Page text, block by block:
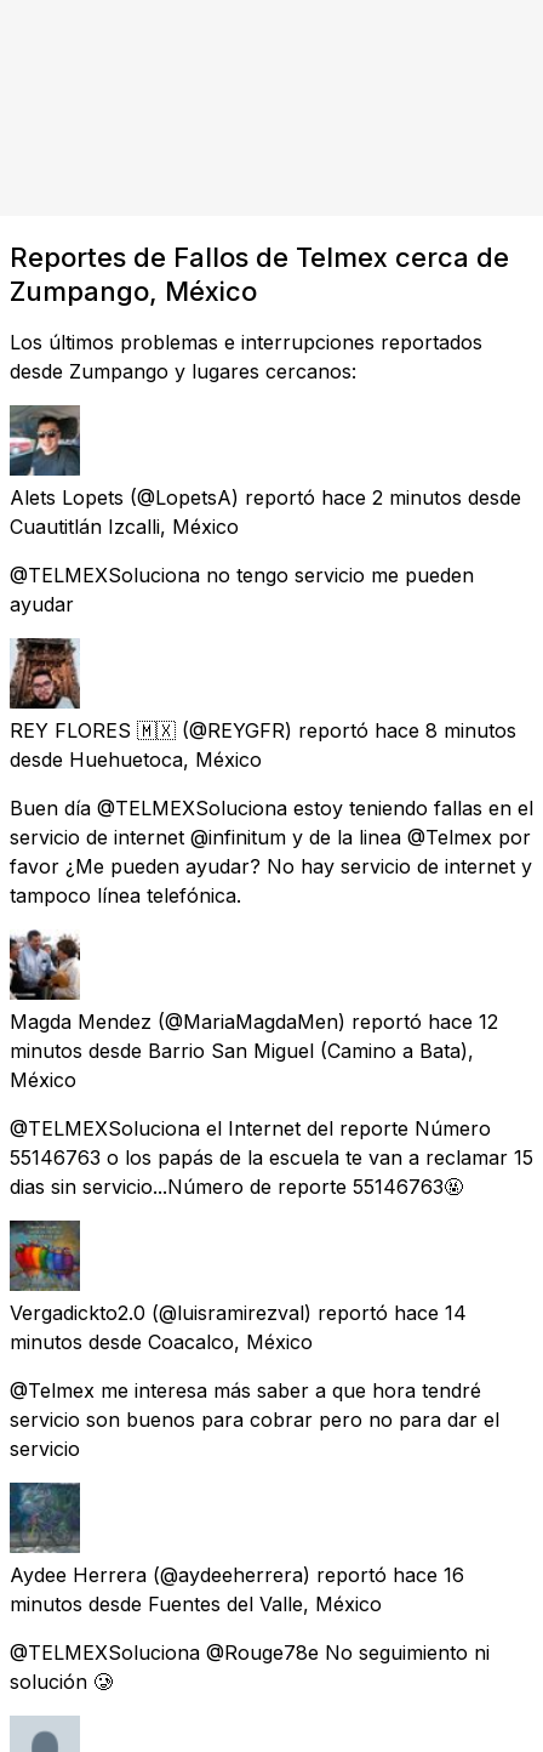
Reportes de Fallos de Telmex cerca de
Zumpango, México
Los últimos problemas e interrupciones reportados
desde Zumpango y lugares cercanos:
Alets Lopets (@LopetsA) reportó hace 2 minutos desde
Cuautitlán Izcalli, México
@TELMEXSoluciona no tengo servicio me pueden
ayudar
REY FLORES 🇲🇽 (@REYGFR) reportó hace 8 minutos
desde Huehuetoca, México
Buen día @TELMEXSoluciona estoy teniendo fallas en el
servicio de internet @infinitum y de la linea @Telmex por
favor ¿Me pueden ayudar? No hay servicio de internet y
tampoco línea telefónica.
Magda Mendez (@MariaMagdaMen) reportó hace 12
minutos desde Barrio San Miguel (Camino a Bata),
México
@TELMEXSoluciona el Internet del reporte Número
55146763 o los papás de la escuela te van a reclamar 15
dias sin servicio...Número de reporte 55146763🤬
Vergadickto2.0 (@luisramirezval) reportó hace 14
minutos desde Coacalco, México
@Telmex me interesa más saber a que hora tendré
servicio son buenos para cobrar pero no para dar el
servicio
Aydee Herrera (@aydeeherrera) reportó hace 16
minutos desde Fuentes del Valle, México
@TELMEXSoluciona @Rouge78e No seguimiento ni
solución 🥲